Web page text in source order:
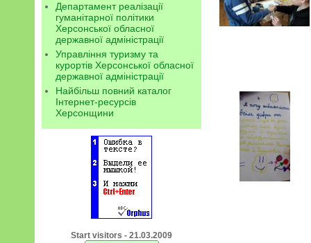
Департамент реалізації
гуманітарної політики
Херсонської обласної
державної адміністрації
Управління туризму та
курортів Херсонської обласної
державної адміністрації
Найбільш повний каталог
Інтернет-ресурсів
Херсонщини
Start visitors - 21.03.2009